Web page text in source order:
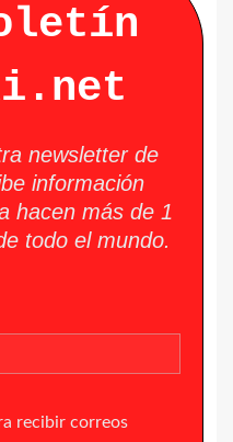
newsletter de
información
hacen más de 1
todo el mundo.
recibir correos